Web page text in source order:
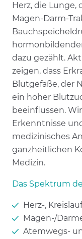
Herz, die Lunge,
Magen-Darm-
dazu gezählt.
zeigen, dass
Blutgefäße, der
ein hoher
beeinflussen.
Erkenntnisse
medizinisches
ganzheitlichen
Medizin.
Das Spektrum
Herz-,
Magen-/
Atemwegs-